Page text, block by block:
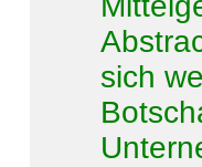
sich